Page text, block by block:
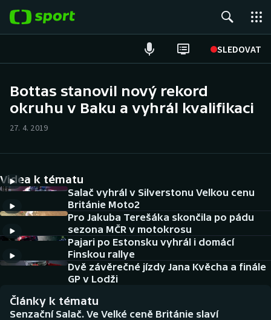
SLEDOVAT
ME v plavání
Tenis
DALŠÍ SPORTY
Americký fotbal
Baseball a softbal
NEPŘEHLÉDNĚTE
Historické návraty
Bottas stanovil nový rekord
okruhu v Baku a vyhrál kvalifikaci
27. 4. 2019
Videa k tématu
Salač vyhrál v Silverstonu Velkou cenu
Británie Moto2
Pro Jakuba Terešáka skončila po pádu
sezona MČR v motokrosu
Pajari po Estonsku vyhrál i domácí
Finskou rallye
Dvě závěrečné jízdy Jana Kvěcha a finále
GP v Lodži
Články k tématu
Senzační Salač. Ve Velké ceně Británie slaví